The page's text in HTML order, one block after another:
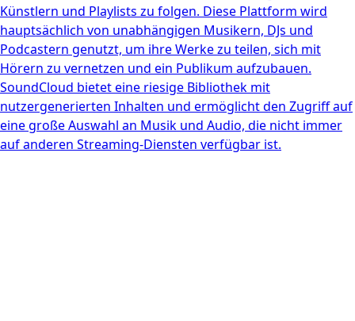
Künstlern und Playlists zu folgen. Diese Plattform wird
hauptsächlich von unabhängigen Musikern, DJs und
Podcastern genutzt, um ihre Werke zu teilen, sich mit
Hörern zu vernetzen und ein Publikum aufzubauen.
SoundCloud bietet eine riesige Bibliothek mit
nutzergenerierten Inhalten und ermöglicht den Zugriff auf
eine große Auswahl an Musik und Audio, die nicht immer
auf anderen Streaming-Diensten verfügbar ist.